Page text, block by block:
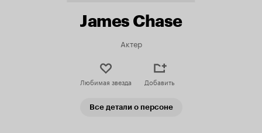
James Chase
Актер
Любимая звезда Добавить
Все детали о персоне